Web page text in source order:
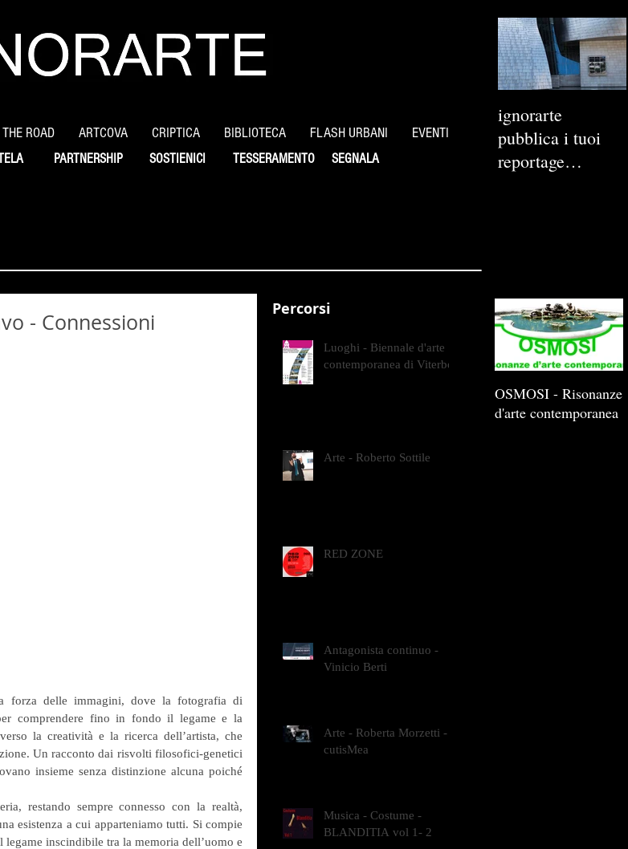
ROAD ARTCOVA CRIPTICA BIBLIOTECA FLASH URBANI EVENTI
PARTNERSHIP SOSTIENICI SEGNALA
TESSERAMENTO
ignorarte
pubblica i tuoi
reportage
- Connessioni
forza delle immagini, dove la fotografia di
comprendere fino in fondo il legame e la
la creatività e la ricerca dell’artista, che
Un racconto dai risvolti filosofici-genetici
insieme senza distinzione alcuna poiché
restando sempre connesso con la realtà,
esistenza a cui apparteniamo tutti. Si compie
inscindibile tra la memoria dell’uomo e
Percorsi
Luoghi - Biennale d'arte
contemporanea di Viterbo
Arte - Roberto Sottile
RED ZONE
Antagonista continuo -
Vinicio Berti
Arte - Roberta Morzetti -
cutisMea
Musica - Costume -
BLANDITIA vol 1- 2
OSMOSI - Risonanze
d'arte contemporanea